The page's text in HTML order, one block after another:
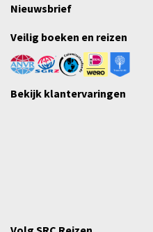
Nieuwsbrief
Veilig boeken en reizen
Bekijk klantervaringen